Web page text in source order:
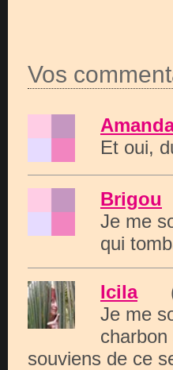
Vos
Et oui,
Brigou
Je me
qui
Icila
Je me
souviens de ce